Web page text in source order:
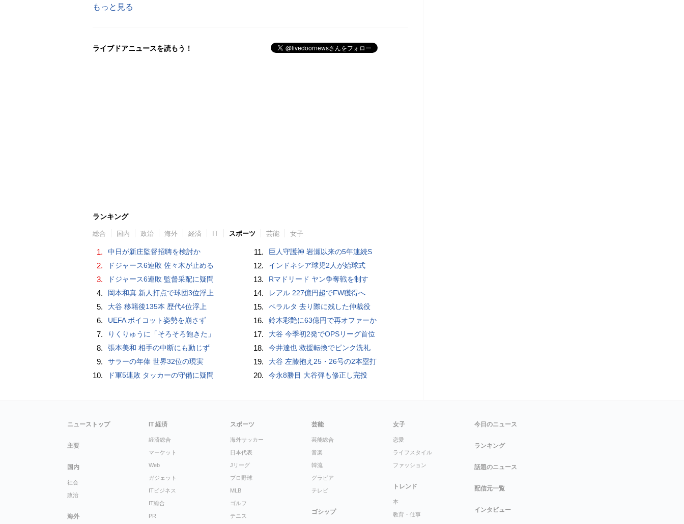
もっと見る
ライブドアニュースを読もう！
ランキング
総合 国内 政治 海外 経済 IT スポーツ 芸能 女子
1. 中日が新庄監督招聘を検討か
2. ドジャース6連敗 佐々木が止める
3. ドジャース6連敗 監督采配に疑問
4. 岡本和真 新人打点で球団3位浮上
5. 大谷 移籍後135本 歴代4位浮上
6. UEFA ボイコット姿勢を崩さず
7. りくりゅうに「そろそろ飽きた」
8. 張本美和 相手の中断にも動じず
9. サラーの年俸 世界32位の現実
10. ド軍5連敗 タッカーの守備に疑問
11. 巨人守護神 岩瀬以来の5年連続S
12. インドネシア球児2人が始球式
13. Rマドリード ヤン争奪戦を制す
14. レアル 227億円超でFW獲得へ
15. ペラルタ 去り際に残した仲裁役
16. 鈴木彩艶に63億円で再オファーか
17. 大谷 今季初2発でOPSリーグ首位
18. 今井達也 救援転換でピンク洗礼
19. 大谷 左膝抱え25・26号の2本塁打
20. 今永8勝目 大谷弾も修正し完投
ニューストップ
主要
国内
社会
政治
海外
IT 経済
経済総合
マーケット
Web
ガジェット
ITビジネス
IT総合
PR
スポーツ
海外サッカー
日本代表
Jリーグ
プロ野球
MLB
ゴルフ
テニス
芸能
芸能総合
音楽
韓流
グラビア
テレビ
ゴシップ
女子
恋愛
ライフスタイル
ファッション
トレンド
本
教育・仕事
今日のニュース
ランキング
話題のニュース
配信元一覧
インタビュー